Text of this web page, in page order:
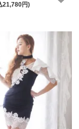
21,780円)